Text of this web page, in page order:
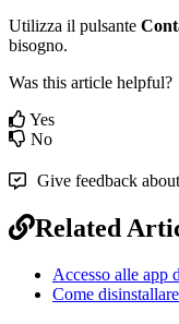
Utilizza il pulsante
bisogno.
Was this article helpful?
Yes
No
Give feedback
Related
Accesso alle app
Come